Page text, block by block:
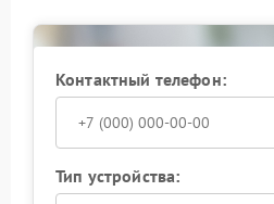
Контактный телефон:
Тип устройства: